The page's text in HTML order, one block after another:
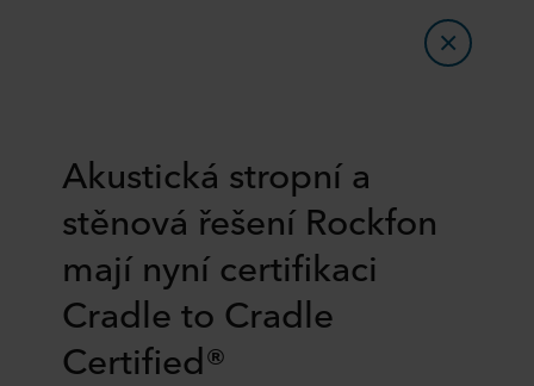
Akustická stropní a
stěnová řešení Rockfon
mají nyní certifikaci
Cradle to Cradle
Certified®